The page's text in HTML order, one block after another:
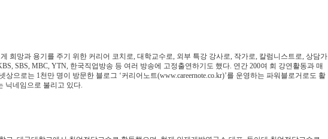
희망과 용기를 주기 위한 커리어 코치로, 대학교수로, 외부 특강 강사로, 작가로, 칼럼니스트로, 상담가
SBS, MBC, YTN, 한국직업방송 등 여러 방송에 고정출연하기도 했다. 연간 200여 회 강연활동과 매
상으로는 1천만 명이 방문한 블로그 ‘커리어노트(www.careernote.co.kr)’를 운영하는 파워블로거로도 활
닉네임으로 불리고 있다.